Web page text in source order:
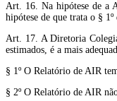
Art. 16. Na hipótese de a
hipótese de que trata o §
Art. 17. A Diretoria
estimados, é a mais
§ 1º O Relatório de AIR
§ 2º O Relatório de AIR